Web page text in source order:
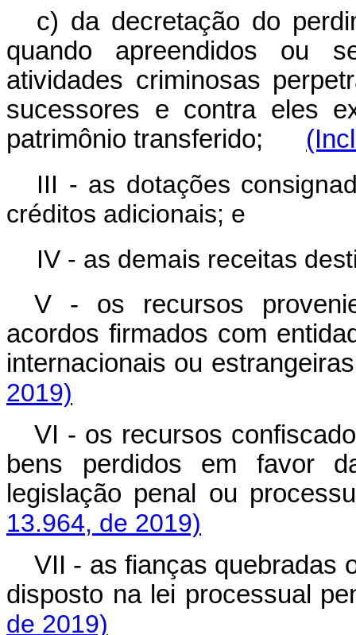
c) da decretação do
quando apreendidos ou
atividades criminosas
sucessores e contra eles
patrimônio transferido;
III - as dotações
créditos adicionais; e
IV - as demais receitas
V - os recursos
acordos firmados com
internacionais ou
2019)
VI - os recursos
bens perdidos em favor
legislação penal ou
13.964, de 2019)
VII - as fianças quebradas
disposto na lei
de 2019)